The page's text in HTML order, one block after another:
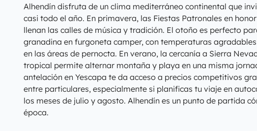
Alhendín disfruta de un clima mediterráneo continental que
casi todo el año. En primavera, las Fiestas Patronales en
llenan las calles de música y tradición. El otoño es perfecto
granadina en furgoneta camper, con temperaturas
en las áreas de pernocta. En verano, la cercanía a Sierra
tropical permite alternar montaña y playa en una misma
antelación en Yescapa te da acceso a precios competitivos
entre particulares, especialmente si planificas tu viaje en
los meses de julio y agosto. Alhendín es un punto de partida
época.